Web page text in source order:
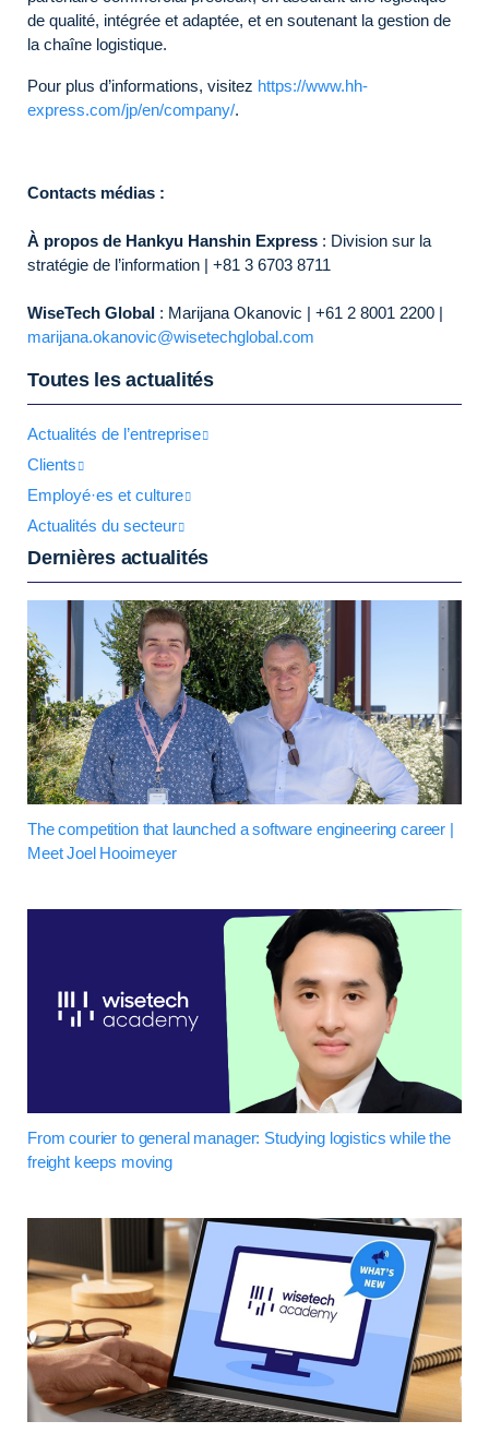
de qualité, intégrée et adaptée, et en soutenant la gestion de
la chaîne logistique.
Pour plus d’informations, visitez https://www.hh-
express.com/jp/en/company/.
Contacts médias :
À propos de Hankyu Hanshin Express : Division sur la
stratégie de l’information | +81 3 6703 8711
WiseTech Global : Marijana Okanovic | +61 2 8001 2200 |
marijana.okanovic@wisetechglobal.com
Toutes les actualités
Actualités de l’entreprise
Clients
Employé·es et culture
Actualités du secteur
Dernières actualités
The competition that launched a software engineering career |
Meet Joel Hooimeyer
From courier to general manager: Studying logistics while the
freight keeps moving